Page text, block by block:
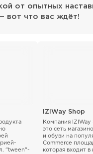
от опытных
вот что вас ждёт!
"tween"-
IZIWay Shop
Компания IZIWay
это сеть
и обуви на
Commerce
которая входит в